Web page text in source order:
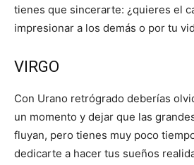
tienes que sincerarte: ¿quieres el
impresionar a los demás o por tu
VIRGO
Con Urano retrógrado deberías
un momento y dejar que las
fluyan, pero tienes muy poco
dedicarte a hacer tus sueños